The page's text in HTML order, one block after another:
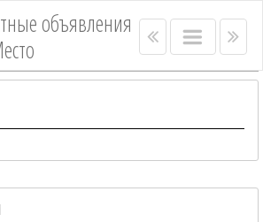
объявления
Left
bar
Main
menu
Right
menu
bar